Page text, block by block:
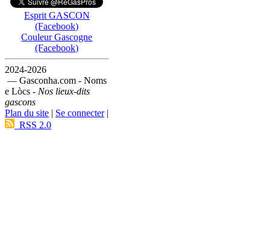
Esprit GASCON
(Facebook)
Couleur Gascogne
(Facebook)
2024-2026
— Gasconha.com - Noms
e Lòcs - Nos lieux-dits
gascons
Plan du site | Se connecter|
RSS 2.0